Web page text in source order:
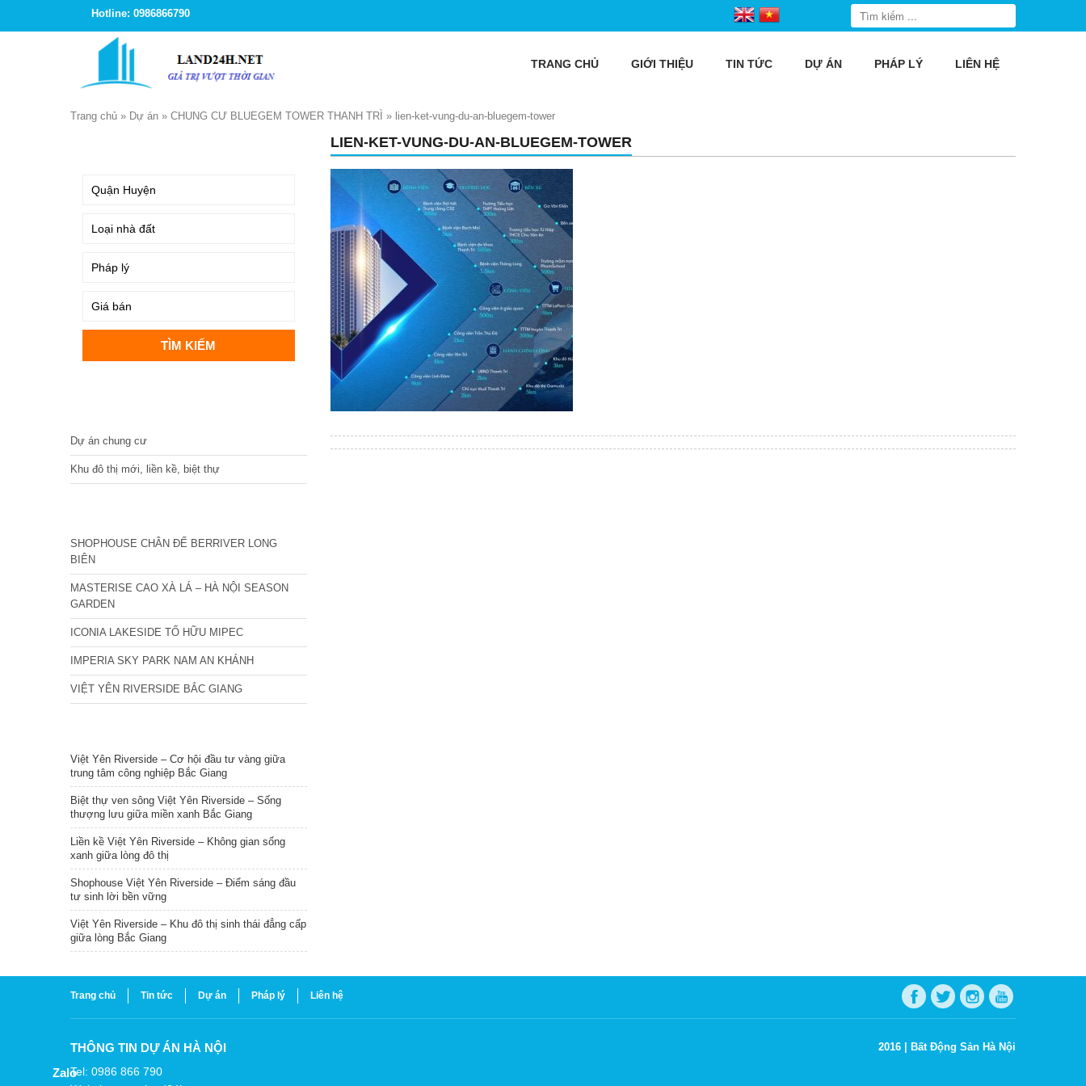
Hotline: 0986866790
TRANG CHỦ GIỚI THIỆU TIN TỨC DỰ ÁN PHÁP LÝ LIÊN HỆ
Trang chủ » Dự án » CHUNG CƯ BLUEGEM TOWER THANH TRÌ » lien-ket-vung-du-an-bluegem-tower
LIEN-KET-VUNG-DU-AN-BLUEGEM-TOWER
Dự án chung cư
Khu đô thị mới, liền kề, biệt thự
SHOPHOUSE CHÂN ĐẾ BERRIVER LONG
BIÊN
MASTERISE CAO XÀ LÁ – HÀ NỘI SEASON
GARDEN
ICONIA LAKESIDE TỐ HỮU MIPEC
IMPERIA SKY PARK NAM AN KHÁNH
VIỆT YÊN RIVERSIDE BẮC GIANG
Việt Yên Riverside – Cơ hội đầu tư vàng giữa
trung tâm công nghiệp Bắc Giang
Biệt thự ven sông Việt Yên Riverside – Sống
thượng lưu giữa miền xanh Bắc Giang
Liền kề Việt Yên Riverside – Không gian sống
xanh giữa lòng đô thị
Shophouse Việt Yên Riverside – Điểm sáng đầu
tư sinh lời bền vững
Việt Yên Riverside – Khu đô thị sinh thái đẳng cấp
giữa lòng Bắc Giang
Trang chủ Tin tức Dự án Pháp lý Liên hệ
THÔNG TIN DỰ ÁN HÀ NỘI
Tel: 0986 866 790
2016 | Bất Động Sản Hà Nội
Zalo